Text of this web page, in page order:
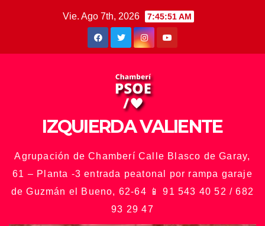
Vie. Ago 7th, 2026 7:45:53 AM
IZQUIERDA VALIENTE
Agrupación de Chamberí Calle Blasco de Garay,
61 – Planta -3 entrada peatonal por rampa garaje
de Guzmán el Bueno, 62-64 📱 91 543 40 52 / 682
93 29 47